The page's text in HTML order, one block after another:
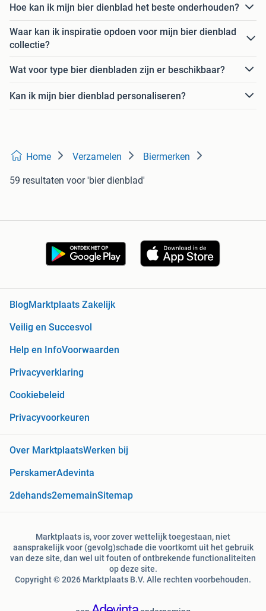
Hoe kan ik mijn bier dienblad het beste onderhouden?
Waar kan ik inspiratie opdoen voor mijn bier dienblad
collectie?
Wat voor type bier dienbladen zijn er beschikbaar?
Kan ik mijn bier dienblad personaliseren?
Home Verzamelen Biermerken
59 resultaten voor 'bier dienblad'
BlogMarktplaats Zakelijk
Veilig en Succesvol
Help en InfoVoorwaarden
Privacyverklaring
Cookiebeleid
Privacyvoorkeuren
Over MarktplaatsWerken bij
PerskamerAdevinta
2dehands2ememainSitemap
Marktplaats is, voor zover wettelijk toegestaan, niet
aansprakelijk voor (gevolg)schade die voortkomt uit het gebruik
van deze site, dan wel uit fouten of ontbrekende functionaliteiten
op deze site.
Copyright © 2026 Marktplaats B.V. Alle rechten voorbehouden.